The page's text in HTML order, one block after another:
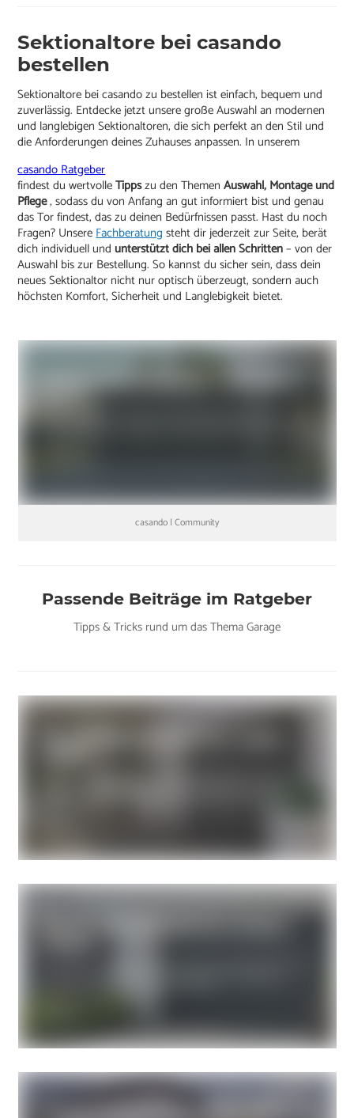
Sektionaltore bei casando
bestellen
Sektionaltore bei casando zu bestellen ist einfach, bequem und
zuverlässig. Entdecke jetzt unsere große Auswahl an modernen
und langlebigen Sektionaltoren, die sich perfekt an den Stil und
die Anforderungen deines Zuhauses anpassen. In unserem
casando Ratgeber
findest du wertvolleTippszu den ThemenAuswahl, Montage und
Pflege, sodass du von Anfang an gut informiert bist und genau
das Tor findest, das zu deinen Bedürfnissen passt. Hast du noch
Fragen? UnsereFachberatung steht dir jederzeit zur Seite, berät
dich individuell und unterstützt dich bei allen Schritten– von der
Auswahl bis zur Bestellung. So kannst du sicher sein, dass dein
neues Sektionaltor nicht nur optisch überzeugt, sondern auch
höchsten Komfort, Sicherheit und Langlebigkeit bietet.
casando | Community
Passende Beiträge im Ratgeber
Tipps & Tricks rund um das Thema Garage